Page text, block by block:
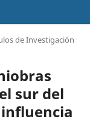
de Investigación
sur del